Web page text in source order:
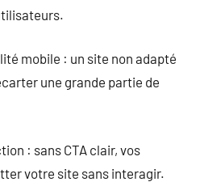
mobile : un site non adapté
une grande partie de
: sans CTA clair, vos
votre site sans interagir.